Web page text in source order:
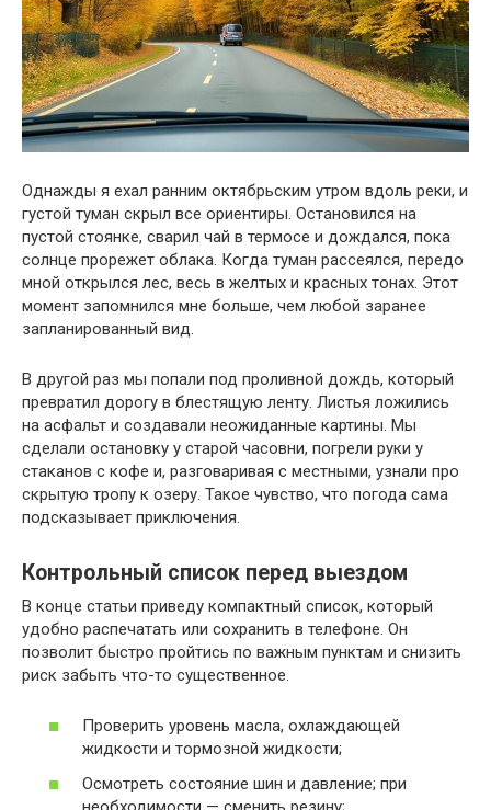
Однажды я ехал ранним октябрьским утром вдоль реки, и
густой туман скрыл все ориентиры. Остановился на
пустой стоянке, сварил чай в термосе и дождался, пока
солнце прорежет облака. Когда туман рассеялся, передо
мной открылся лес, весь в желтых и красных тонах. Этот
момент запомнился мне больше, чем любой заранее
запланированный вид.
В другой раз мы попали под проливной дождь, который
превратил дорогу в блестящую ленту. Листья ложились
на асфальт и создавали неожиданные картины. Мы
сделали остановку у старой часовни, погрели руки у
стаканов с кофе и, разговаривая с местными, узнали про
скрытую тропу к озеру. Такое чувство, что погода сама
подсказывает приключения.
Контрольный список перед выездом
В конце статьи приведу компактный список, который
удобно распечатать или сохранить в телефоне. Он
позволит быстро пройтись по важным пунктам и снизить
риск забыть что-то существенное.
Проверить уровень масла, охлаждающей
жидкости и тормозной жидкости;
Осмотреть состояние шин и давление; при